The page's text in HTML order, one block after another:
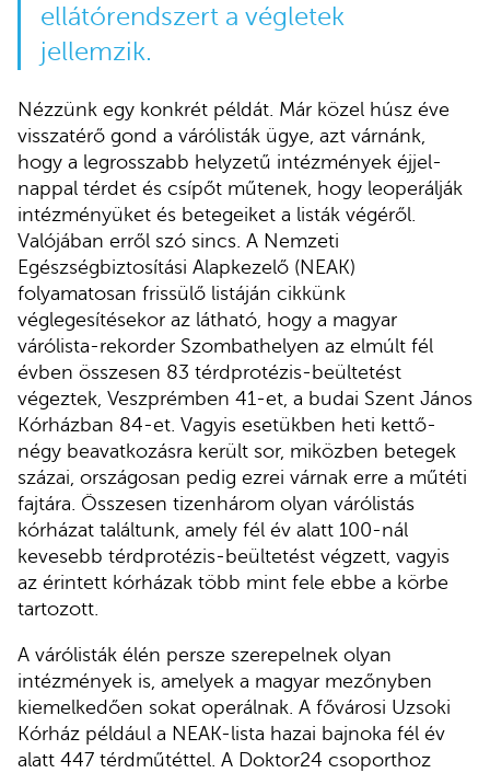
ellátórendszert a végletek
jellemzik.
Nézzünk egy konkrét példát. Már közel húsz éve
visszatérő gond a várólisták ügye, azt várnánk,
hogy a legrosszabb helyzetű intézmények éjjel-
nappal térdet és csípőt műtenek, hogy leoperálják
intézményüket és betegeiket a listák végéről.
Valójában erről szó sincs. A Nemzeti
Egészségbiztosítási Alapkezelő (NEAK)
folyamatosan frissülő listáján cikkünk
véglegesítésekor az látható, hogy a magyar
várólista-rekorder Szombathelyen az elmúlt fél
évben összesen 83 térdprotézis-beültetést
végeztek, Veszprémben 41-et, a budai Szent János
Kórházban 84-et. Vagyis esetükben heti kettő-
négy beavatkozásra került sor, miközben betegek
százai, országosan pedig ezrei várnak erre a műtéti
fajtára. Összesen tizenhárom olyan várólistás
kórházat találtunk, amely fél év alatt 100-nál
kevesebb térdprotézis-beültetést végzett, vagyis
az érintett kórházak több mint fele ebbe a körbe
tartozott.
A várólisták élén persze szerepelnek olyan
intézmények is, amelyek a magyar mezőnyben
kiemelkedően sokat operálnak. A fővárosi Uzsoki
Kórház például a NEAK-lista hazai bajnoka fél év
alatt 447 térdműtéttel. A Doktor24 csoporthoz